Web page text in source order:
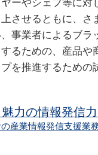
させるともに、さ
事業者によるブラ
るための、産品や
を推進するための
力の情報発信
産業情報発信支援業